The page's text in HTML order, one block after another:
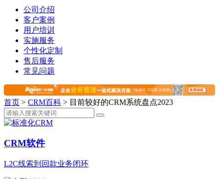
公司介绍
客户案例
用户培训
实施服务
个性化定制
售后服务
常见问题
首页 > CRM百科 > 目前较好的CRM系统盘点2023
CRM软件
L2C线索到回款业务闭环